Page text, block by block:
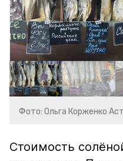
Фото: Ольга Корженко
Стоимость